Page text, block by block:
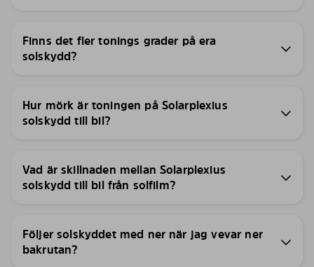
Finns det fler tonings grader på era
solskydd?
Hur mörk är toningen på Solarplexius
solskydd till bil?
Vad är skillnaden mellan Solarplexius
solskydd till bil från solfilm?
Följer solskyddet med ner när jag vevar ner
bakrutan?